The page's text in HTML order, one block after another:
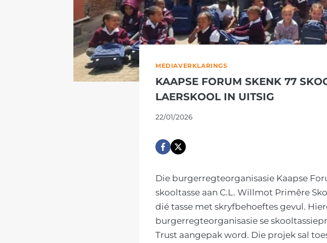
MEDIAVERKLARINGS
KAAPSE FORUM SKENK 77
LAERSKOOL IN UITSIG
22/01/2026
Die burgerregteorganisasie Kaapse
skooltasse aan C.L. Willmot Primêre
dié tasse met skryfbehoeftes gevul.
burgerregteorganisasie se
Trust aangepak word. Die projek sal